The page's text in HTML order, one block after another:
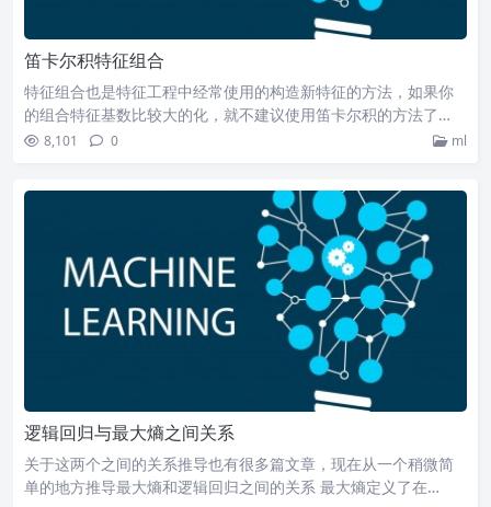
笛卡尔积特征组合
特征组合也是特征工程中经常使用的构造新特征的方法，如果你
的组合特征基数比较大的化，就不建议使用笛卡尔积的方法了…
8,101 0 ml
逻辑回归与最大熵之间关系
关于这两个之间的关系推导也有很多篇文章，现在从一个稍微简
单的地方推导最大熵和逻辑回归之间的关系 最大熵定义了在…